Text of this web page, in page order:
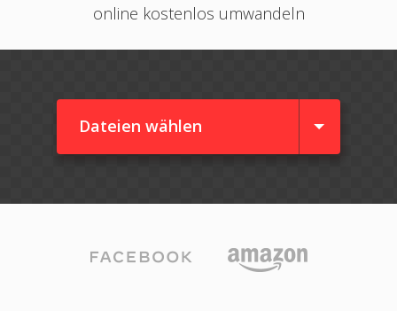
online kostenlos umwandeln
Dateien wählen